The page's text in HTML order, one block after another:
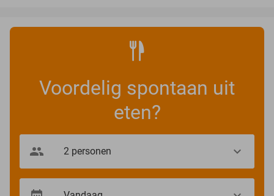
Voordelig spontaan uit
eten?